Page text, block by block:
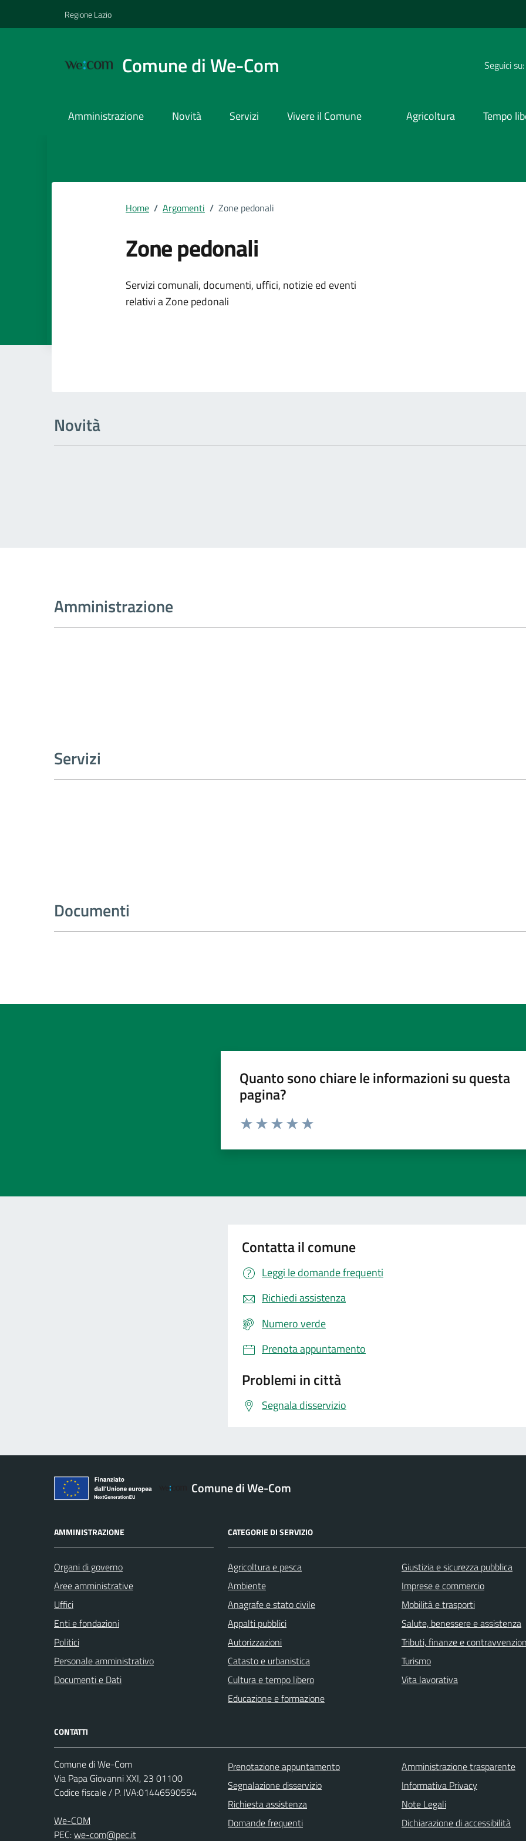
Regione Lazio
Comune di We-Com Seguici su:
Amministrazione Novità Servizi Vivere il Comune Agricoltura Tempo
Home / Argomenti / Zone pedonali
Zone pedonali
Dettagli dell'argomento
Servizi comunali, documenti, uffici, notizie ed eventi
relativi a Zone pedonali
Novità
Amministrazione
Servizi
Documenti
Quanto sono chiare le informazioni su questa
pagina?
Contatta il comune
Leggi le domande frequenti
Richiedi assistenza
Numero verde
Prenota appuntamento
Problemi in città
Segnala disservizio
Comune di We-Com
AMMINISTRAZIONE
Organi di governo
Aree amministrative
Uffici
Enti e fondazioni
Politici
Personale amministrativo
Documenti e Dati
CATEGORIE DI SERVIZIO
Agricoltura e pesca
Ambiente
Anagrafe e stato civile
Appalti pubblici
Autorizzazioni
Catasto e urbanistica
Cultura e tempo libero
Educazione e formazione
Giustizia e sicurezza pubblica
Imprese e commercio
Mobilità e trasporti
Salute, benessere e assistenza
Tributi, finanze e
Turismo
Vita lavorativa
CONTATTI
Comune di We-Com
Via Papa Giovanni XXI, 23 01100
Codice fiscale / P. IVA:01446590554
We-COM
PEC:we-com@pec.it
Prenotazione appuntamento
Segnalazione disservizio
Richiesta assistenza
Domande frequenti
Amministrazione trasparente
Informativa Privacy
Note Legali
Dichiarazione di accessibilità